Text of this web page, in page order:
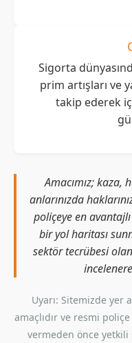
Sigorta
prim artışları ve
takip ederek
Amacımız; kaza,
anlarınızda
poliçeye en
bir yol haritası
sektör tecrübesi
Uyarı: Sitemizde
amaçlıdır ve resmi
vermeden önce yetkili